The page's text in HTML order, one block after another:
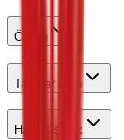
Öwren
Talyplar Üçin
Habarlaşmak